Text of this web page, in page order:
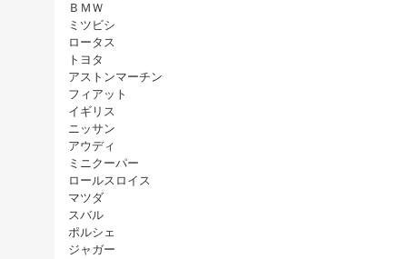
ＢＭＷ
ミツビシ
ロータス
トヨタ
アストンマーチン
フィアット
イギリス
ニッサン
アウディ
ミニクーパー
ロールスロイス
マツダ
スバル
ポルシェ
ジャガー